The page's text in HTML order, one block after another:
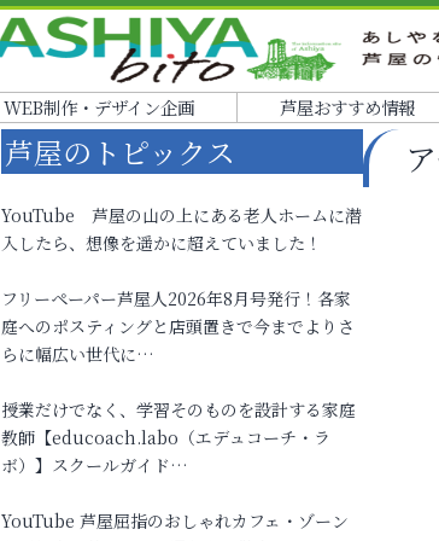
WEB制作・デザイン企画 芦屋おすすめ情報
芦屋のトピックス
YouTube 芦屋の山の上にある老人ホームに潜
入したら、想像を遥かに超えていました！
フリーペーパー芦屋人2026年8月号発行！各家
庭へのポスティングと店頭置きで今までよりさ
らに幅広い世代に…
授業だけでなく、学習そのものを設計する家庭
教師【educoach.labo（エデュコーチ・ラ
ボ）】スクールガイド…
YouTube 芦屋屈指のおしゃれカフェ・ゾーン